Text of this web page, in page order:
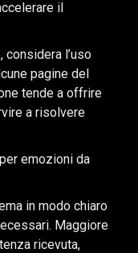
il
l’uso
pagine del
tende a offrire
a risolvere
per emozioni da
in modo chiaro
Maggiore
ricevuta,